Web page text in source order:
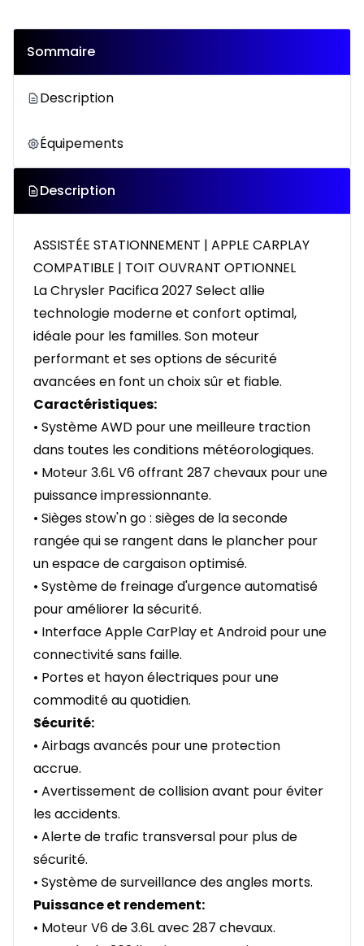
Sommaire
Description
Équipements
Description
ASSISTÉE STATIONNEMENT | APPLE CARPLAY
COMPATIBLE | TOIT OUVRANT OPTIONNEL
La Chrysler Pacifica 2027 Select allie
technologie moderne et confort optimal,
idéale pour les familles. Son moteur
performant et ses options de sécurité
avancées en font un choix sûr et fiable.
Caractéristiques:
• Système AWD pour une meilleure traction
dans toutes les conditions météorologiques.
• Moteur 3.6L V6 offrant 287 chevaux pour une
puissance impressionnante.
• Sièges stow'n go : sièges de la seconde
rangée qui se rangent dans le plancher pour
un espace de cargaison optimisé.
• Système de freinage d'urgence automatisé
pour améliorer la sécurité.
• Interface Apple CarPlay et Android pour une
connectivité sans faille.
• Portes et hayon électriques pour une
commodité au quotidien.
Sécurité:
• Airbags avancés pour une protection
accrue.
• Avertissement de collision avant pour éviter
les accidents.
• Alerte de trafic transversal pour plus de
sécurité.
• Système de surveillance des angles morts.
Puissance et rendement:
• Moteur V6 de 3.6L avec 287 chevaux.